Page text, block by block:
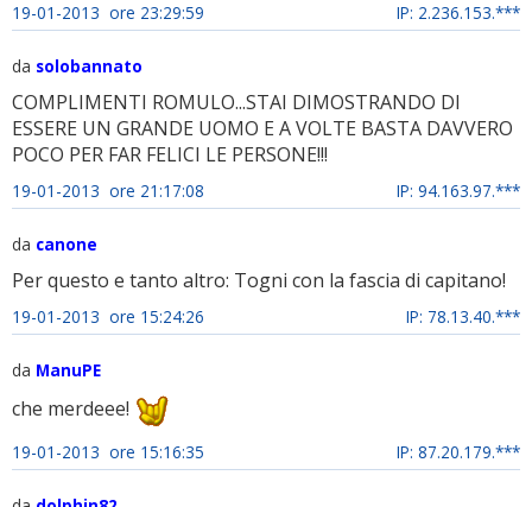
19-01-2013 ore 23:29:59 IP: 2.236.153.***
da solobannato
COMPLIMENTI ROMULO...STAI DIMOSTRANDO DI
ESSERE UN GRANDE UOMO E A VOLTE BASTA DAVVERO
POCO PER FAR FELICI LE PERSONE!!!
19-01-2013 ore 21:17:08 IP: 94.163.97.***
da canone
Per questo e tanto altro: Togni con la fascia di capitano!
19-01-2013 ore 15:24:26 IP: 78.13.40.***
da ManuPE
che merdeee!
19-01-2013 ore 15:16:35 IP: 87.20.179.***